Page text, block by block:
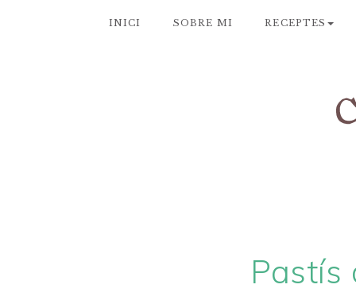
INICI SOBRE MI RECEPTES
Pastís